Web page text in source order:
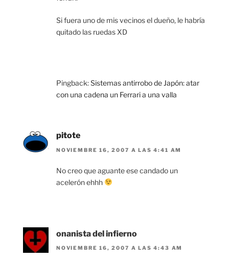
Si fuera uno de mis vecinos el dueño, le habría
quitado las ruedas XD
Pingback:Sistemas antirrobo de Japón: atar
con una cadena un Ferrari a una valla
pitote
NOVIEMBRE 16, 2007 A LAS 4:41 AM
No creo que aguante ese candado un
acelerón ehhh
onanista del infierno
NOVIEMBRE 16, 2007 A LAS 4:43 AM